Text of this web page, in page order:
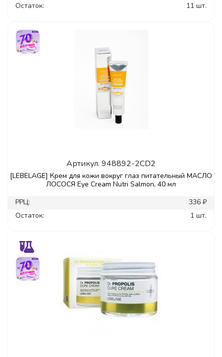
Остаток:
11 шт.
Артикул. 948892-2CD2
[LEBELAGE] Крем для кожи вокруг глаз питательный МАСЛО
ЛОСОСЯ Eye Cream Nutri Salmon, 40 мл
РРЦ:
336 ₽
Остаток:
1 шт.